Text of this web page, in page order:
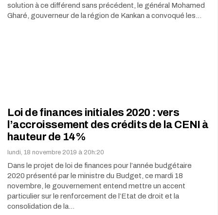
solution à ce différend sans précédent, le général Mohamed
Gharé, gouverneur de la région de Kankan a convoqué les…
Loi de finances initiales 2020 : vers
l’accroissement des crédits de la CENI à
hauteur de 14%
lundi, 18 novembre 2019 à 20h:20
Dans le projet de loi de finances pour l’année budgétaire
2020 présenté par le ministre du Budget, ce mardi 18
novembre, le gouvernement entend mettre un accent
particulier sur le renforcement de l’Etat de droit et la
consolidation de la…